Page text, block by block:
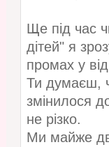
Ще під час
дітей" я
промах у
Ти думаєш,
змінилося
не різко.
Ми майже